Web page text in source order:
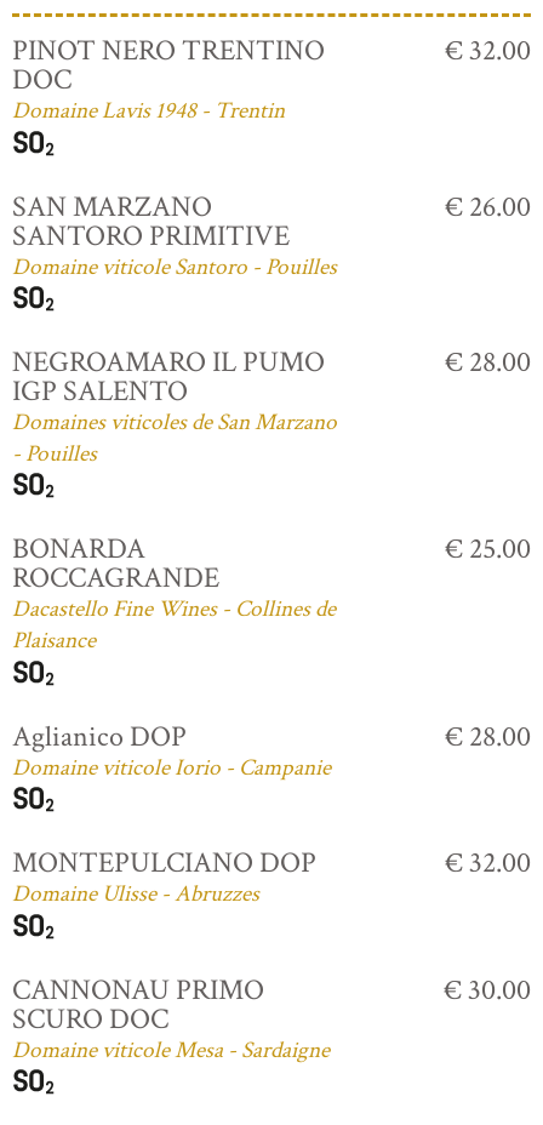
PINOT NERO TRENTINO
DOC
Domaine Lavis 1948 - Trentin
€ 32.00
SAN MARZANO
SANTORO PRIMITIVE
Domaine viticole Santoro - Pouilles
€ 26.00
NEGROAMARO IL PUMO
IGP SALENTO
Domaines viticoles de San Marzano
- Pouilles
€ 28.00
BONARDA
ROCCAGRANDE
Dacastello Fine Wines - Collines de
Plaisance
€ 25.00
Aglianico DOP
Domaine viticole Iorio - Campanie
€ 28.00
MONTEPULCIANO DOP
Domaine Ulisse - Abruzzes
€ 32.00
CANNONAU PRIMO
SCURO DOC
Domaine viticole Mesa - Sardaigne
€ 30.00